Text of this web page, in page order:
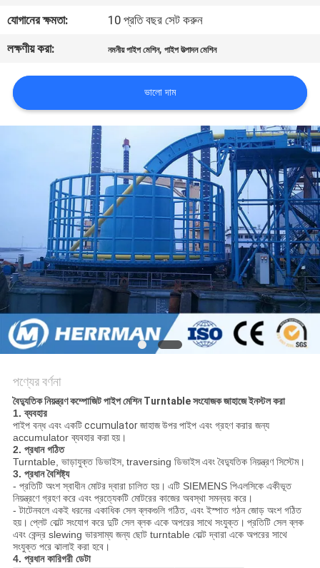
খবর
উদ্ধৃতির
জন্য
আবেদন
গোপনীয়তা
নীতি
যোগানের ক্ষমতা:
10 প্রতি বছর সেট করুন
লক্ষণীয় করা:
নমনীয় পাইপ মেশিন,পাইপ উত্পাদন মেশিন
ভালো দাম
পণ্যের বর্ণনা
বৈদ্যুতিক নিয়ন্ত্রণ কম্পোজিট পাইপ মেশিন Turntable সংযোজক জাহাজে ইনস্টল করা
1. ব্যবহার
পাইপ বন্ধ এবং একটিccumulator জাহাজ উপরপাইপ এবং গ্রহণ করার জন্য
accumulator ব্যবহার করাহয়।
2. প্রধান গঠিত
Turntable, ভাড়াযুক্ত ডিভাইস, traversing ডিভাইসএবং বৈদ্যুতিক নিয়ন্ত্রণ সিস্টেম।
3. প্রধান বৈশিষ্ট্য
- প্রতিটি অংশ স্বাধীন মোটর দ্বারা চালিত হয়। এটি SIEMENS পিএলসিকে একীভূত
নিয়ন্ত্রণে গ্রহণ করে এবং প্রত্যেকটি মোটরের কাজের অবস্থা সমন্বয় করে।
- টাটেনবলে একই ধরনের একাধিক সেল ব্লকগুলি গঠিত, এবং ইস্পাত গঠন জোড় অংশ গঠিত
হয়। প্লেট বোল্ট সংযোগ করে দুটি সেল ব্লক একে অপরের সাথে সংযুক্ত। প্রতিটি সেল ব্লক
এবং কেন্দ্র slewing ভারসাম্য জন্য ছোট turntable বোল্ট দ্বারা একে অপরের সাথে
সংযুক্ত পরে ঝালাই করা হবে।
4. প্রধান কারিগরী ডেটা